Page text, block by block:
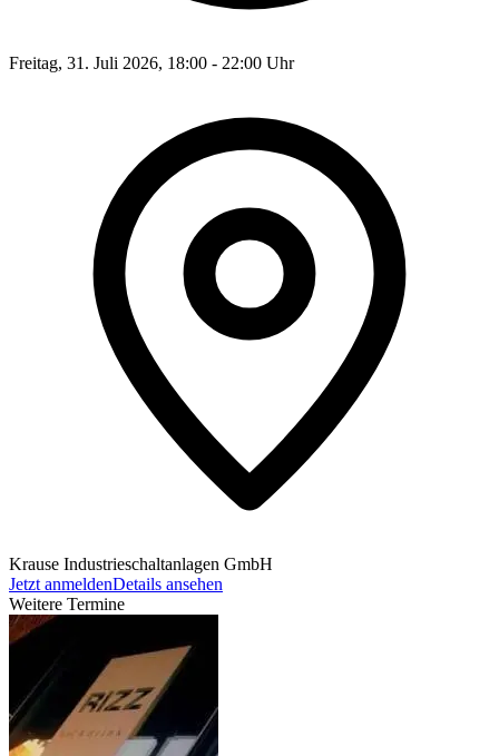
Freitag, 31. Juli 2026, 18:00 - 22:00 Uhr
Krause Industrieschaltanlagen GmbH
Jetzt anmeldenDetails ansehen
Weitere Termine